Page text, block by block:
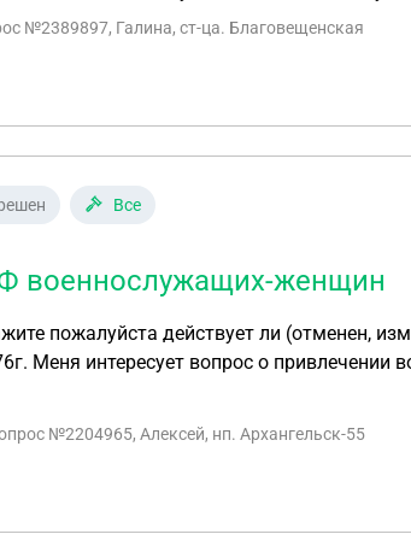
№2389897, Галина, ст-ца. Благовещенская
Все
военнослужащих-женщин
наряды,а
указано,что этого делать нельзя ( в
№2204965, Алексей, нп. Архангельск-55